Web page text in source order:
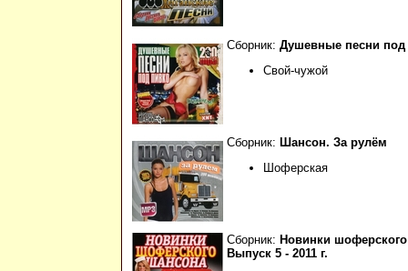
Сборник: Душевные песни под
Свой-чужой
Сборник: Шансон. За рулём
Шоферская
Сборник: Новинки
Выпуск 5 - 2011 г.